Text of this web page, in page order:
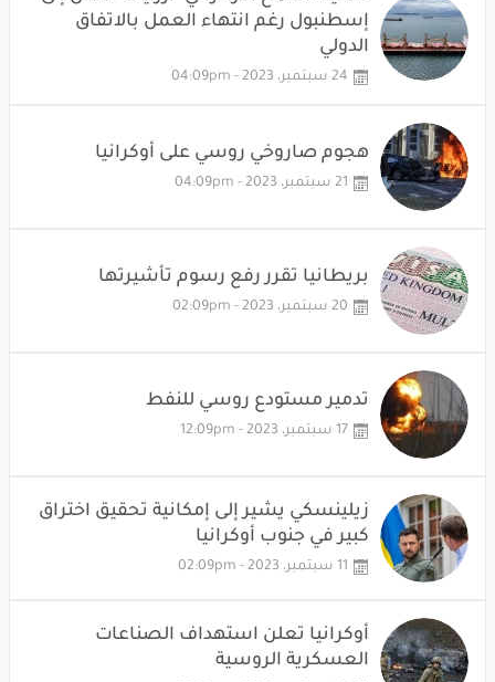
إسطنبول رغم انتهاء العمل بالاتفاق
الدولي
24 سبتمبر، 2023 - 04:09pm
هجوم صاروخي روسي على أوكرانيا
21 سبتمبر، 2023 - 04:09pm
بريطانيا تقرر رفع رسوم تأشيرتها
20 سبتمبر، 2023 - 02:09pm
تدمير مستودع روسي للنفط
17 سبتمبر، 2023 - 12:09pm
زيلينسكي يشير إلى إمكانية تحقيق اختراق
كبير في جنوب أوكرانيا
11 سبتمبر، 2023 - 02:09pm
أوكرانيا تعلن استهداف الصناعات
العسكرية الروسية